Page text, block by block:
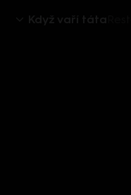
Když vaří táta